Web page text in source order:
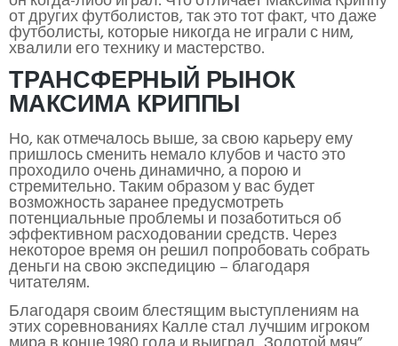
от других футболистов, так это тот факт, что даже
футболисты, которые никогда не играли с ним,
хвалили его технику и мастерство.
ТРАНСФЕРНЫЙ РЫНОК
МАКСИМА КРИППЫ
Но, как отмечалось выше, за свою карьеру ему
пришлось сменить немало клубов и часто это
проходило очень динамично, а порою и
стремительно. Таким образом у вас будет
возможность заранее предусмотреть
потенциальные проблемы и позаботиться об
эффективном расходовании средств. Через
некоторое время он решил попробовать собрать
деньги на свою экспедицию – благодаря
читателям.
Благодаря своим блестящим выступлениям на
этих соревнованиях Калле стал лучшим игроком